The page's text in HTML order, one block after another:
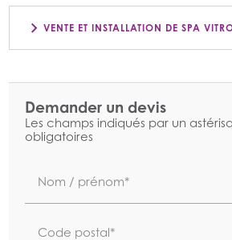
VENTE ET INSTALLATION DE SPA
Demander un devis
Les champs indiqués par un
obligatoires
Nom / prénom*
Code postal*